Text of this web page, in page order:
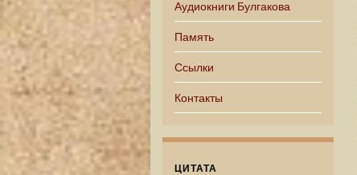
Аудиокниги Булгакова
Память
Ссылки
Контакты
ЦИТАТА